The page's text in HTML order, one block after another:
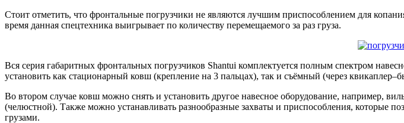
Стоит отметить, что фронтальные погрузчики не являются лучшим приспособлением для
время данная спецтехника выигрывает по количеству перемещаемого за раз груза.
Вся серия габаритных фронтальных погрузчиков Shantui комплектуется полным спектром
установить как стационарный ковш (крепление на 3 пальцах), так и съёмный (через
Во втором случае ковш можно снять и установить другое навесное оборудование, например,
(челюстной). Также можно устанавливать разнообразные захваты и приспособления, которые
грузами.